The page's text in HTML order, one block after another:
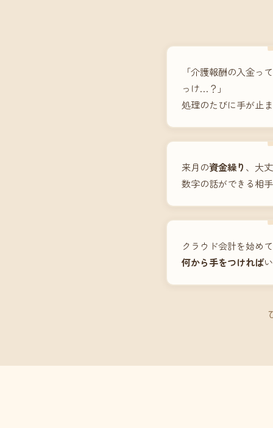
「介護報酬の入金っ
っけ…？」
処理のたびに手が止
来月の資金繰り 、大
数字の話ができる相
クラウド会計を始め
何から手をつければ